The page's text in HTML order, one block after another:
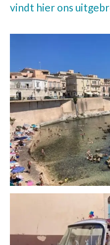
vindt hier ons